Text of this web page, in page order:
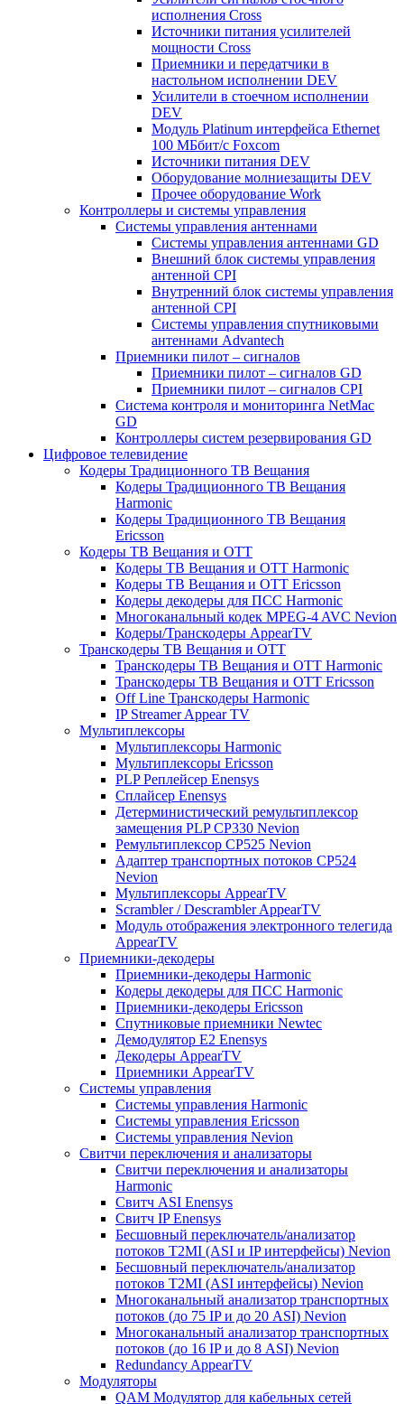
исполнения Cross
Источники питания усилителей
мощности Cross
Приемники и передатчики в
настольном исполнении DEV
Усилители в стоечном исполнении
DEV
Модуль Platinum интерфейса Ethernet
100 МБбит/с Foxcom
Источники питания DEV
Оборудование молниезащиты DEV
Прочее оборудование Work
Контроллеры и системы управления
Системы управления антеннами
Системы управления антеннами GD
Внешний блок системы управления
антенной CPI
Внутренний блок системы управления
антенной CPI
Системы управления спутниковыми
антеннами Advantech
Приемники пилот – сигналов
Приемники пилот – сигналов GD
Приемники пилот – сигналов CPI
Система контроля и мониторинга NetMac
GD
Контроллеры систем резервирования GD
Цифровое телевидение
Кодеры Традиционного ТВ Вещания
Кодеры Традиционного ТВ Вещания
Harmonic
Кодеры Традиционного ТВ Вещания
Ericsson
Кодеры ТВ Вещания и ОТТ
Кодеры ТВ Вещания и ОТТ Harmonic
Кодеры ТВ Вещания и ОТТ Ericsson
Кодеры декодеры для ПСС Harmonic
Многоканальный кодек MPEG-4 AVC Nevion
Кодеры/Транскодеры AppearTV
Транскодеры ТВ Вещания и ОТТ
Транскодеры ТВ Вещания и ОТТ Harmonic
Транскодеры ТВ Вещания и ОТТ Ericsson
Off Line Транскодеры Harmonic
IP Streamer Appear TV
Мультиплексоры
Мультиплексоры Harmonic
Мультиплексоры Ericsson
PLP Реплейсер Enensys
Сплайсер Enensys
Детерминистический ремультиплексор
замещения PLP CP330 Nevion
Ремультиплексор CP525 Nevion
Адаптер транспортных потоков CP524
Nevion
Мультиплексоры AppearTV
Scrambler / Descrambler AppearTV
Модуль отображения электронного телегида
AppearTV
Приемники-декодеры
Приемники-декодеры Harmonic
Кодеры декодеры для ПСС Harmonic
Приемники-декодеры Ericsson
Спутниковые приемники Newtec
Демодулятор Е2 Enensys
Декодеры AppearTV
Приемники AppearTV
Системы управления
Cистемы управления Harmonic
Cистемы управления Ericsson
Cистемы управления Nevion
Свитчи переключения и анализаторы
Свитчи переключения и анализаторы
Harmonic
Свитч ASI Enensys
Свитч IP Enensys
Бесшовный переключатель/анализатор
потоков T2MI (ASI и IP интерфейсы) Nevion
Бесшовный переключатель/анализатор
потоков T2MI (ASI интерфейсы) Nevion
Многоканальный анализатор транспортных
потоков (до 75 IP и до 20 ASI) Nevion
Многоканальный анализатор транспортных
потоков (до 16 IP и до 8 ASI) Nevion
Redundancy AppearTV
Модуляторы
QAM Модулятор для кабельных сетей